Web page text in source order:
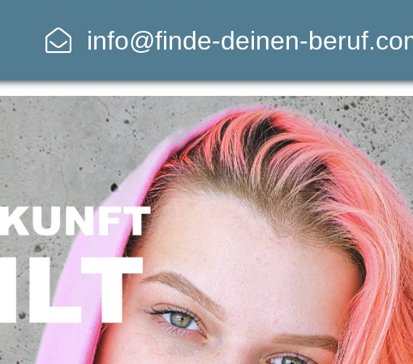
info@finde-deinen-